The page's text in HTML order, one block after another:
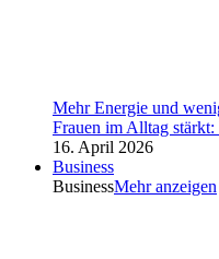
Mehr Energie und
Frauen im Alltag
16. April 2026
Business
BusinessMehr anzeigen